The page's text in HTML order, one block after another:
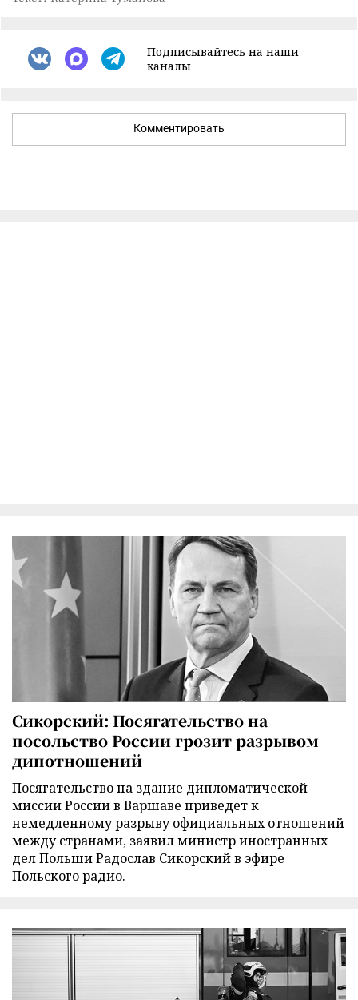
Подписывайтесь на наши
каналы
Комментировать
Сикорский: Посягательство на
посольство России грозит разрывом
дипотношений
Посягательство на здание дипломатической
миссии России в Варшаве приведет к
немедленному разрыву официальных отношений
между странами, заявил министр иностранных
дел Польши Радослав Сикорский в эфире
Польского радио.